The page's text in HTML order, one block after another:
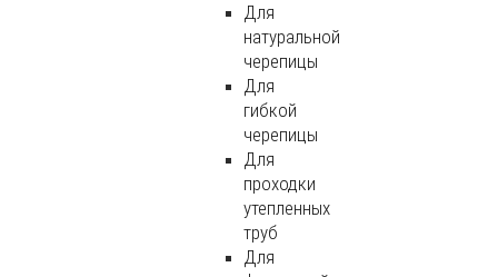
Для
натуральной
черепицы
Для
гибкой
черепицы
Для
проходки
утепленных
труб
Для